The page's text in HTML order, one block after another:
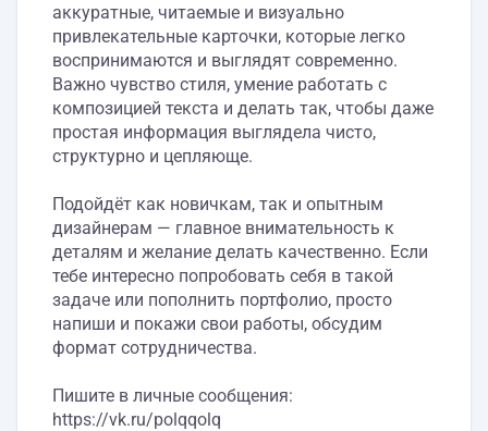
аккуратные, читаемые и визуально
привлекательные карточки, которые легко
воспринимаются и выглядят современно.
Важно чувство стиля, умение работать с
композицией текста и делать так, чтобы даже
простая информация выглядела чисто,
структурно и цепляюще.
Подойдёт как новичкам, так и опытным
дизайнерам — главное внимательность к
деталям и желание делать качественно. Если
тебе интересно попробовать себя в такой
задаче или пополнить портфолио, просто
напиши и покажи свои работы, обсудим
формат сотрудничества.
Пишите в личные сообщения:
https://vk.ru/polqqolq